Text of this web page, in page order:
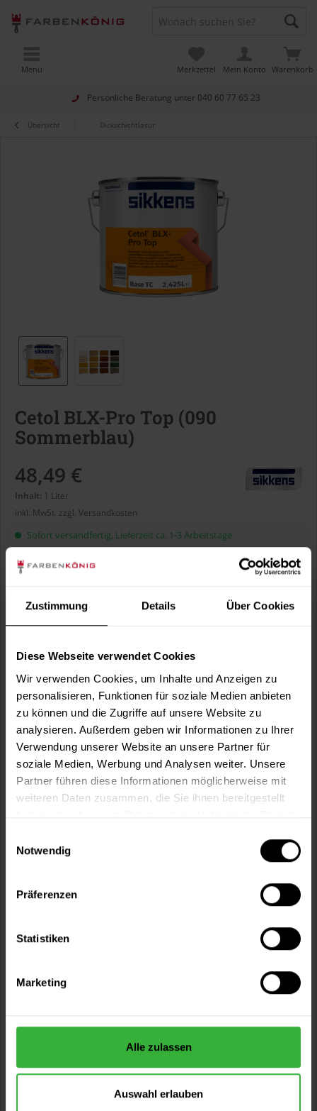
Zustimmung Details Über Cookies
Diese Webseite verwendet Cookies
Wir verwenden Cookies, um Inhalte und Anzeigen zu
personalisieren, Funktionen für soziale Medien anbieten
zu können und die Zugriffe auf unsere Website zu
analysieren. Außerdem geben wir Informationen zu Ihrer
Verwendung unserer Website an unsere Partner für
soziale Medien, Werbung und Analysen weiter. Unsere
Partner führen diese Informationen möglicherweise mit
weiteren Daten zusammen, die Sie ihnen bereitgestellt
Notwendig
Präferenzen
Statistiken
Marketing
Alle zulassen
Auswahl erlauben
Persönliche Beratung unter 040 60 77 65 23
Warenkorb
Merkzettel Mein Konto
Menü
Übersicht Dickschichtlasur
Cetol BLX-Pro Top (090
Sommerblau)
48,49 €
Inhalt: 1 Liter
inkl. MwSt. zzgl. Versandkosten
Sofort versandfertig, Lieferzeit ca. 1-3 Arbeitstage
Liter:
Verbrauch berechnen
In denWarenkorb
Merken Fragen zum Artikel?
Kostenloser Versand ab 60 EUR
Persönliche Beratung unter040 60 77 65 23